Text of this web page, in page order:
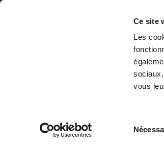
Ce site
Les
vous
DE LA PAGE BLANCHE... AU
/ BD /